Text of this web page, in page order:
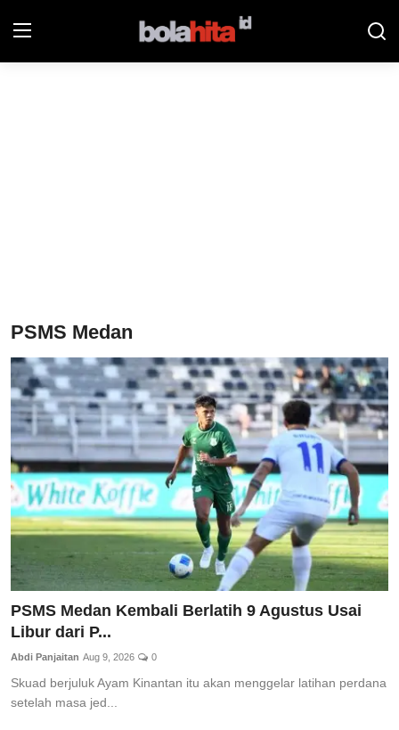
Sportainment
Total Sports
Contact
Pedoman Media Siber
PSMS Medan
PSMS Medan Kembali Berlatih 9 Agustus Usai
Libur dari P...
Abdi Panjaitan Aug 9, 2026 0
Skuad berjuluk Ayam Kinantan itu akan menggelar latihan perdana
setelah masa jed...